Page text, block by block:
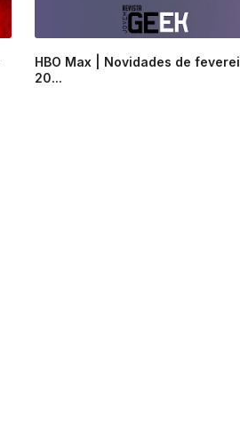
HBO Max | Novidades de
20...